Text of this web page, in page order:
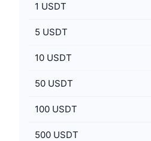
1 USDT
5 USDT
10 USDT
50 USDT
100 USDT
500 USDT